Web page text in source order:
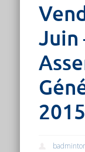
Juin